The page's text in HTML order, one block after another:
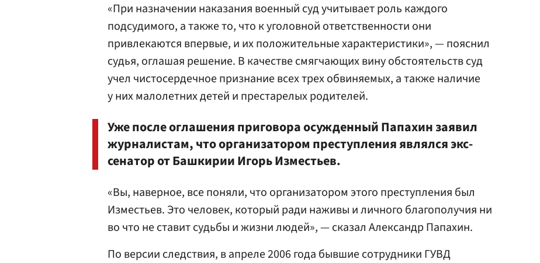
«При назначении наказания военный суд учитывает роль каждого
подсудимого, а также то, что к уголовной ответственности они
привлекаются впервые, и их положительные характеристики», — пояснил
судья, оглашая решение. В качестве смягчающих вину обстоятельств суд
учел чистосердечное признание всех трех обвиняемых, а также наличие
у них малолетних детей и престарелых родителей.
Уже после оглашения приговора осужденный Папахин заявил
журналистам, что организатором преступления являлся экс-
сенатор от Башкирии Игорь Изместьев.
«Вы, наверное, все поняли, что организатором этого преступления был
Изместьев. Это человек, который ради наживы и личного благополучия ни
во что не ставит судьбы и жизни людей», — сказал Александр Папахин.
По версии следствия, в апреле 2006 года бывшие сотрудники ГУВД